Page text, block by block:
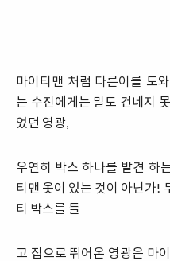
마이티맨 처럼 다른이를 도
는 수진에게는 말도 건네지
었던 영광,
우연히 박스 하나를 발견 하
티맨 옷이 있는 것이 아닌가!
티 박스를 들
고 집으로 뛰어온 영광은 마